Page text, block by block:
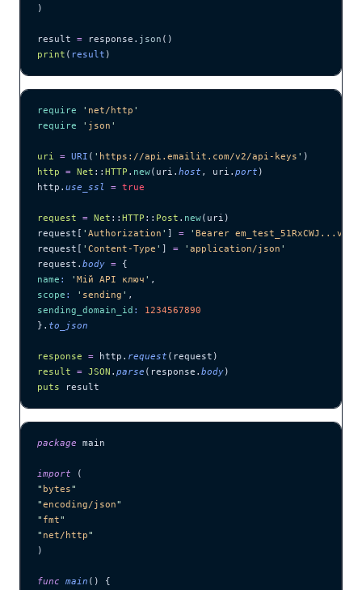
)
result = response. json ()
print ( result )
require ' net/http '
require ' json '
uri = URI ( ' https://api.emailit.com/v2/api-keys ' )
http = Net :: HTTP . new(uri. host , uri. port )
http. use_ssl = true
request = Net :: HTTP :: Post . new(uri)
request[ ' Authorization ' ] = ' Bearer
request[ ' Content-Type ' ] = ' application/json '
request. body = {
name : ' Мій API ключ ' ,
scope : ' sending ' ,
sending_domain_id :
1234567890
}. to_json
response = http. request (request)
result = JSON . parse (response. body)
puts result
package main
import (
" bytes"
"encoding/json"
" fmt"
" net/http"
)
func main () {